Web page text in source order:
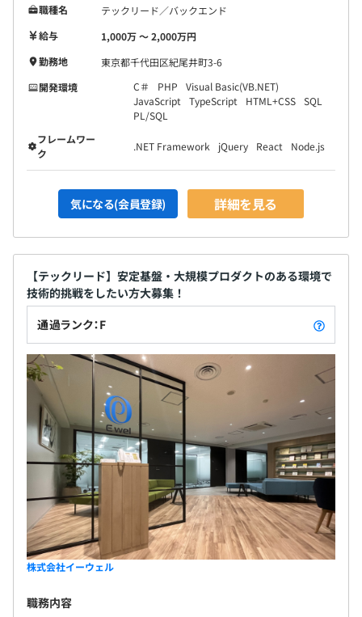
職種名
テックリード／バックエンド
給与
1,000万 〜 2,000万円
勤務地
東京都千代田区紀尾井町3-6
開発環境
C＃ PHP
Visual Basic(VB.NET)
JavaScript
TypeScript HTML+CSS SQL
PL/SQL
フレームワー
ク
.NET Framework jQuery React Node.js
気になる(会員登録) 詳細を見る
【テックリード】安定基盤・大規模プロダクトのある環境で
技術的挑戦をしたい方大募集！
通過ランク：F
株式会社イーウェル
職務内容